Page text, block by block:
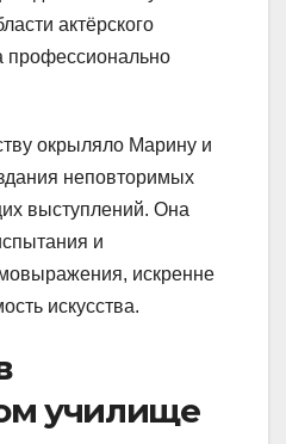
актёрского
профессионально
окрыляло Марину и
неповторимых
выступлений. Она
и
искренне
искусства.
училище